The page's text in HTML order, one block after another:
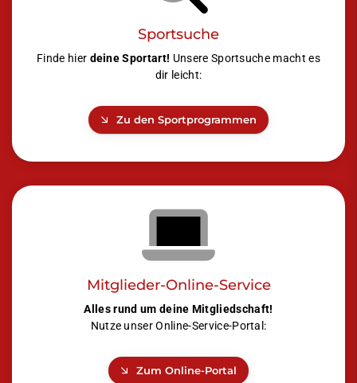
Sportsuche
Finde hier deine Sportart! Unsere Sportsuche macht es
dir leicht:
Zu den Sportprogrammen
Mitglieder-Online-Service
Alles rund um deine Mitgliedschaft!
Nutze unser Online-Service-Portal:
Zum Online-Portal